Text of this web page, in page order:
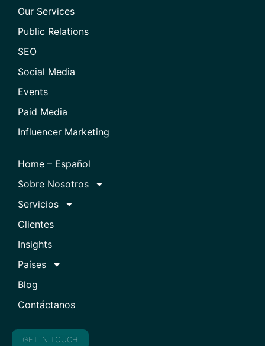
Our Services
Public Relations
SEO
Social Media
Events
Paid Media
Influencer Marketing
Home – Español
Sobre Nosotros
Servicios
Clientes
Insights
Países
Blog
Contáctanos
GET IN TOUCH